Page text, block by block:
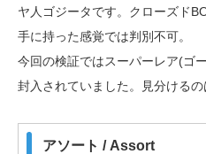
ヤ人ゴジータです。クローズド
手に持った感覚では判別不可。
今回の検証ではスーパーレア(ゴ
封入されていました。見分けるの
アソート / Assort